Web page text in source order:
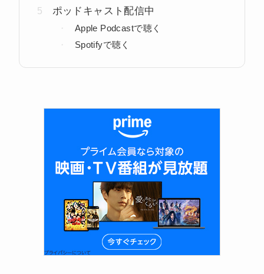
ポッドキャスト配信中
Apple Podcastで聴く
Spotifyで聴く